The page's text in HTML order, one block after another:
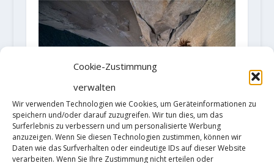
Cookie-Zustimmung
verwalten
Wir verwenden Technologien wie Cookies, um Geräteinformationen zu
speichern und/oder darauf zuzugreifen. Wir tun dies, um das
Surferlebnis zu verbessern und um personalisierte Werbung
anzuzeigen. Wenn Sie diesen Technologien zustimmen, können wir
Daten wie das Surfverhalten oder eindeutige IDs auf dieser Website
verarbeiten. Wenn Sie Ihre Zustimmung nicht erteilen oder
Barbara Zangerl and Jacobo